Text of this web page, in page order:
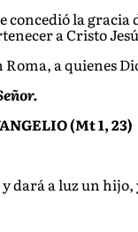
concedió la
a Cristo
a quienes
(Mt 1, 23)
dará a luz un